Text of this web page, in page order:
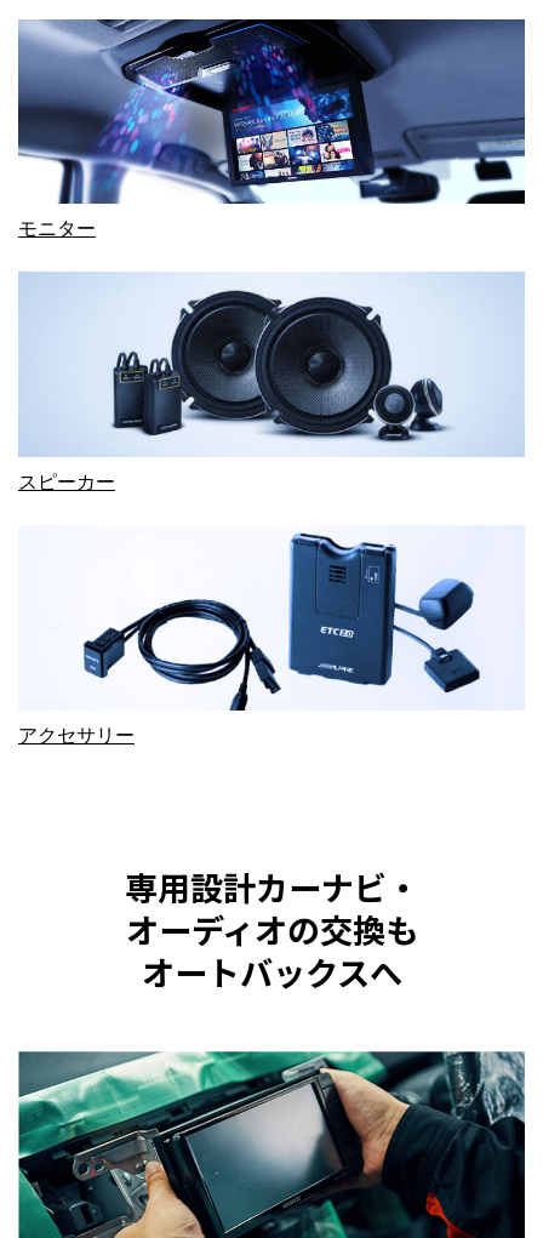
モニター
スピーカー
アクセサリー
専用設計カーナビ・
オーディオの交換も
オートバックスへ